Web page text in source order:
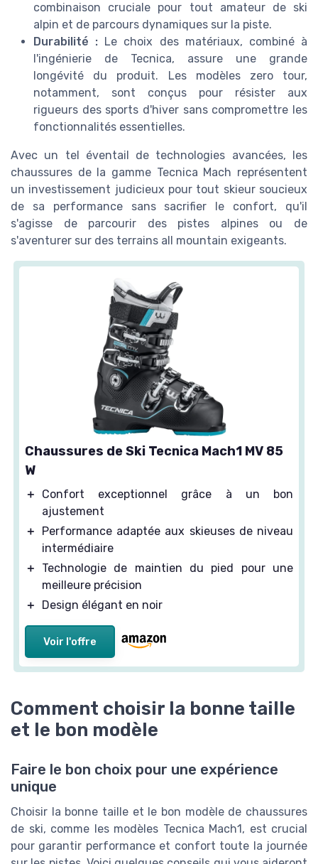
combinaison cruciale pour tout amateur de ski
alpin et de parcours dynamiques sur la piste.
Durabilité : Le choix des matériaux, combiné à
l'ingénierie de Tecnica, assure une grande
longévité du produit. Les modèles zero tour,
notamment, sont conçus pour résister aux
rigueurs des sports d'hiver sans compromettre les
fonctionnalités essentielles.
Avec un tel éventail de technologies avancées, les
chaussures de la gamme Tecnica Mach représentent
un investissement judicieux pour tout skieur soucieux
de sa performance sans sacrifier le confort, qu'il
s'agisse de parcourir des pistes alpines ou de
s'aventurer sur des terrains all mountain exigeants.
Chaussures de Ski Tecnica Mach1 MV 85
W
＋
Confort exceptionnel grâce à un bon
ajustement
＋
Performance adaptée aux skieuses de niveau
intermédiaire
＋
Technologie de maintien du pied pour une
meilleure précision
＋
Design élégant en noir
Voir l'offre
Comment choisir la bonne taille
et le bon modèle
Faire le bon choix pour une expérience
unique
Choisir la bonne taille et le bon modèle de chaussures
de ski, comme les modèles Tecnica Mach1, est crucial
pour garantir performance et confort toute la journée